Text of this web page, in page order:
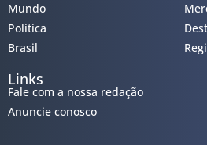
Mundo
Política
Brasil
Links
Fale com a nossa redação
Anuncie conosco